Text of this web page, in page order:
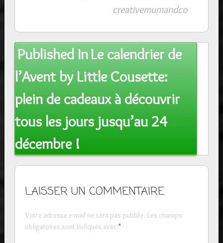
creativemumandco
Post
navigation
Published InLe calendrier de
l’Avent by Little Cousette:
plein de cadeaux à découvrir
tous les jours jusqu’au 24
décembre !
LAISSER UN COMMENTAIRE
Votre adresse e-mail ne sera pas publiée. Les champs
obligatoires sont indiqués avec *